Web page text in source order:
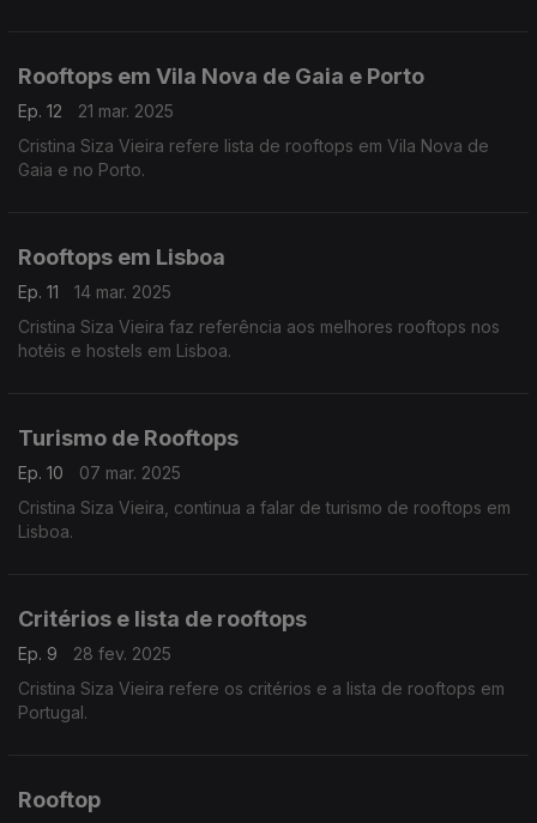
Rooftops em Vila Nova de Gaia e Porto
Ep. 12
21 mar. 2025
Cristina Siza Vieira refere lista de rooftops em Vila Nova de
Gaia e no Porto.
Rooftops em Lisboa
Ep. 11
14 mar. 2025
Cristina Siza Vieira faz referência aos melhores rooftops nos
hotéis e hostels em Lisboa.
Turismo de Rooftops
Ep. 10
07 mar. 2025
Cristina Siza Vieira, continua a falar de turismo de rooftops em
Lisboa.
Critérios e lista de rooftops
Ep. 9
28 fev. 2025
Cristina Siza Vieira refere os critérios e a lista de rooftops em
Portugal.
Rooftop